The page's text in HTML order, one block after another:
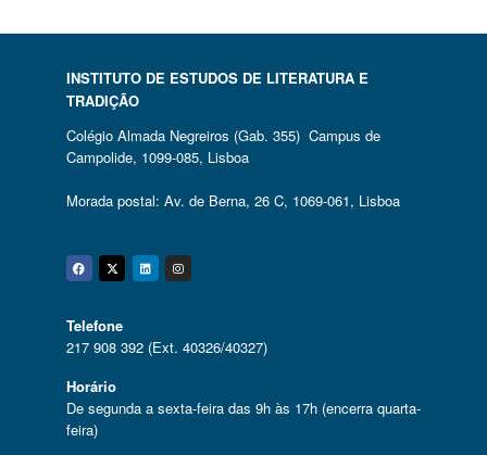
INSTITUTO DE ESTUDOS DE LITERATURA E
TRADIÇÃO
Colégio Almada Negreiros (Gab. 355) Campus de
Campolide, 1099-085, Lisboa
Morada postal: Av. de Berna, 26 C, 1069-061, Lisboa
Facebook
Twitter
Linkedin
Instagram
Telefone
217 908 392 (Ext. 40326/40327)
Horário
De segunda a sexta-feira das 9h às 17h (encerra quarta-
feira)